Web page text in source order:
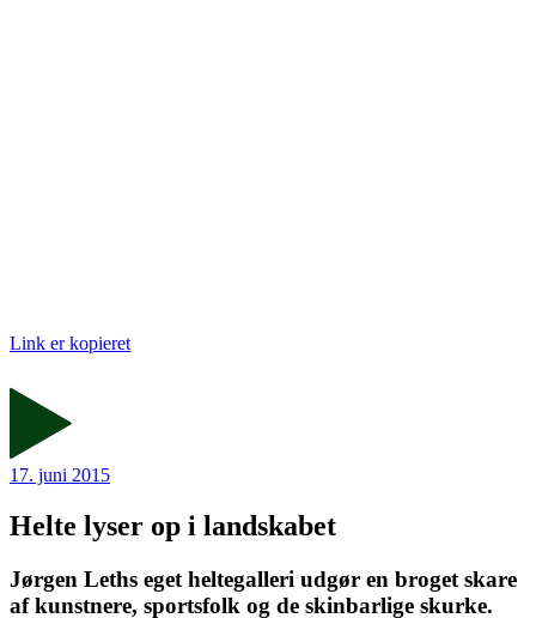
Link er kopieret
17. juni 2015
Helte lyser op i landskabet
Jørgen Leths eget helte­galleri udgør en broget skare
af kunstnere, sportsfolk og de skinbarlige skurke.